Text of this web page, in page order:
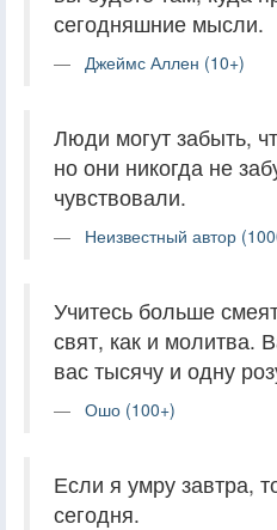
сегодняшние мысли.
Джеймс Аллен (10+)
Люди могут забыть,
но они никогда не
чувствовали.
Неизвестный автор
Учитесь больше
свят, как и молитва.
вас тысячу и одну
Ошо (100+)
Если я умру завтра,
сегодня.